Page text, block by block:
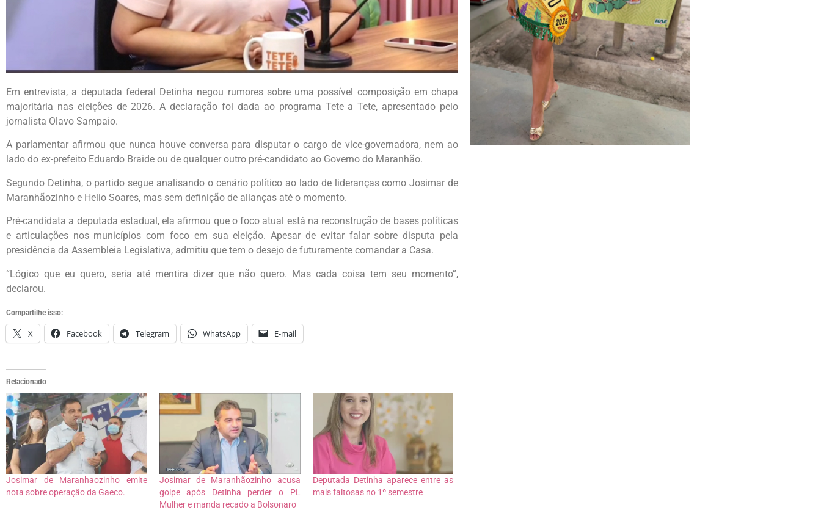
Em entrevista, a deputada federal Detinha negou rumores sobre uma possível composição em chapa
majoritária nas eleições de 2026. A declaração foi dada ao programa Tete a Tete, apresentado pelo
jornalista Olavo Sampaio.
A parlamentar afirmou que nunca houve conversa para disputar o cargo de vice-governadora, nem ao
lado do ex-prefeito Eduardo Braide ou de qualquer outro pré-candidato ao Governo do Maranhão.
Segundo Detinha, o partido segue analisando o cenário político ao lado de lideranças como Josimar de
Maranhãozinho e Helio Soares, mas sem definição de alianças até o momento.
Pré-candidata a deputada estadual, ela afirmou que o foco atual está na reconstrução de bases políticas
e articulações nos municípios com foco em sua eleição. Apesar de evitar falar sobre disputa pela
presidência da Assembleia Legislativa, admitiu que tem o desejo de futuramente comandar a Casa.
“Lógico que eu quero, seria até mentira dizer que não quero. Mas cada coisa tem seu momento”,
declarou.
Compartilhe isso:
X Facebook Telegram WhatsApp E-mail
Relacionado
Josimar de Maranhaozinho emite
nota sobre operação da Gaeco.
Josimar de Maranhãozinho acusa
golpe após Detinha perder o PL
Mulher e manda recado a Bolsonaro
Deputada Detinha aparece entre as
mais faltosas no 1º semestre